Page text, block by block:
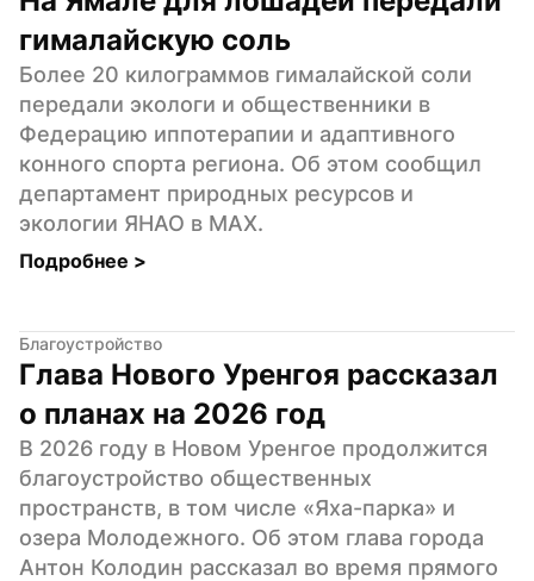
гималайскую соль
Более 20 килограммов гималайской соли
передали экологи и общественники в
Федерацию иппотерапии и адаптивного
конного спорта региона. Об этом сообщил
департамент природных ресурсов и
экологии ЯНАО в MAX.
Подробнее >
Благоустройство
Глава Нового Уренгоя рассказал
о планах на 2026 год
В 2026 году в Новом Уренгое продолжится
благоустройство общественных
пространств, в том числе «Яха-парка» и
озера Молодежного. Об этом глава города
Антон Колодин рассказал во время прямого